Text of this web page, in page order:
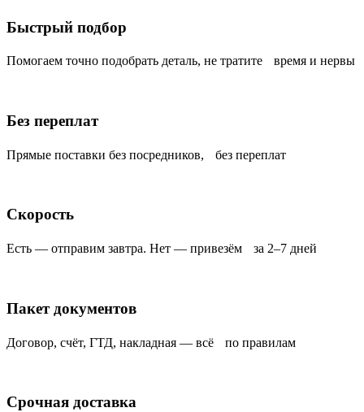
Быстрый подбор
Помогаем точно подобрать деталь, не тратите время и нервы
Без переплат
Прямые поставки без посредников, без переплат
Скорость
Есть — отправим завтра. Нет — привезём за 2–7 дней
Пакет документов
Договор, счёт, ГТД, накладная — всё по правилам
Срочная доставка